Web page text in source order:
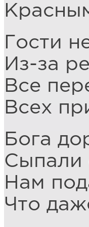
Гости
Из-за
Все
Всех
Бога
Сыпали
Нам
Что